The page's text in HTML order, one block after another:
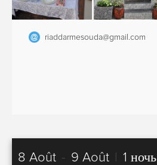
riaddarmesouda@gmail.com
8 Août - 9 Août 1 ночь